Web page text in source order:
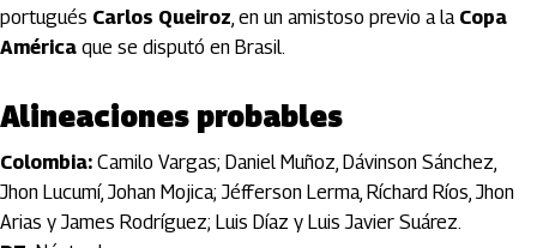
portugués Carlos Queiroz, en un amistoso previo a la Copa
América que se disputó en Brasil.
Alineaciones probables
Colombia: Camilo Vargas; Daniel Muñoz, Dávinson Sánchez,
Jhon Lucumí, Johan Mojica; Jéfferson Lerma, Ríchard Ríos, Jhon
Arias y James Rodríguez; Luis Díaz y Luis Javier Suárez.